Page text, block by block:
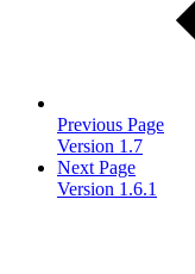
Previous Page
Version 1.7
Next Page
Version 1.6.1